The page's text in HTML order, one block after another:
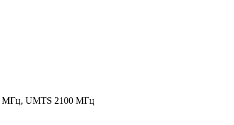
МГц, UMTS 2100 МГц